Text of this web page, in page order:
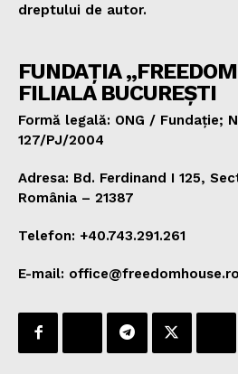
dreptului de autor.
FUNDAȚIA
FILIALA BUCUREȘTI
Formă legală: ONG / Fundație;
127/PJ/2004
Adresa: Bd. Ferdinand I 125,
România – 21387
Telefon: +40.743.291.261
E-mail: office@freedomhouse.ro